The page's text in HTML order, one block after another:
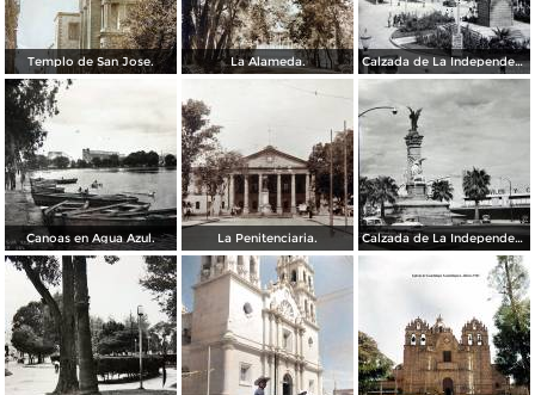
Templo de San Jose. La Alameda. Calzada de La Independencia y Mto. a Juarez Guadalajara, Jalisco. ( Circulada el 5 de Septiembre de 1929 ).
Canoas en Agua Azul. La Penitenciaria. Calzada de La Independencia Guadalajara, Jalisco.